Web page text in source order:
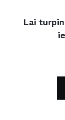
Lai